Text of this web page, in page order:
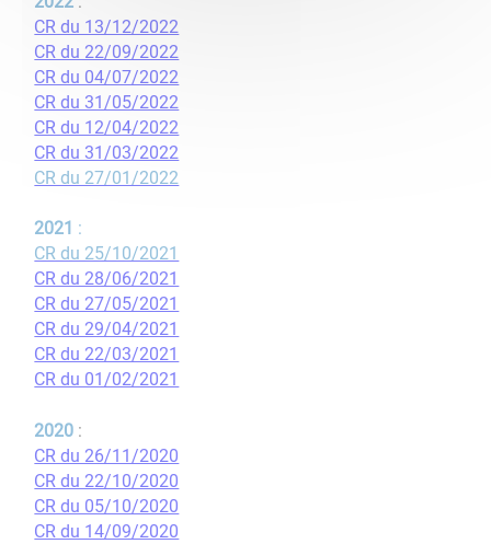
CR du 13/12/2022
​​​​​​​​​​​​​​CR du 22/09/2022
CR du 04/07/2022
​​​​​​​CR du 31/05/2022
​​​​​​​CR du 12/04/2022
​​​​​​​CR du 31/03/2022
CR du 27/01/2022
2021 :
CR du 25/10/2021
CR du 28/06/2021
CR du 27/05/2021
CR du 29/04/2021
CR du 22/03/2021
CR du 01/02/2021
2020 :
CR du 26/11/2020
CR du 22/10/2020
CR du 05/10/2020
CR du 14/09/2020